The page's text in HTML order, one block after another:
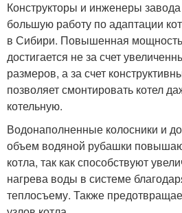
Конструкторы и инженеры
большую работу по адаптации
в Сибири. Повышенная
достигается не за счет
размеров, а за счет
позволяет смонтировать котел
котельную.
Водонаполненные колосники и
объем водяной рубашки
котла, так как способствуют
нагрева воды в системе
теплосъему. Также